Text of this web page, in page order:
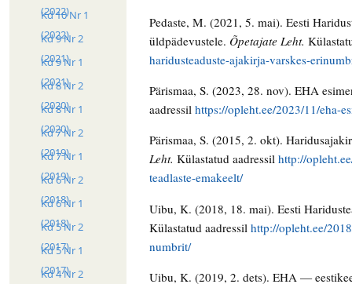
(2022)
Kd 10 Nr 1
(2022)
Kd 9 Nr 2
(2021)
Kd 9 Nr 1
(2021)
Kd 8 Nr 2
(2020)
Kd 8 Nr 1
(2020)
Kd 7 Nr 2
(2019)
Kd 7 Nr 1
(2019)
Kd 6 Nr 2
(2018)
Kd 6 Nr 1
(2018)
Kd 5 Nr 2
(2017)
Kd 5 Nr 1
(2017)
Kd 4 Nr 2
Pedaste, M. (2021, 5. mai). Eesti
üldpädevustele. Õpetajate Leht.
haridusteaduste-ajakirja-varskes-
Pärismaa, S. (2023, 28. nov). EHA
aadressilhttps://opleht.ee/2023/11/eha-
Pärismaa, S. (2015, 2. okt).
Leht.Külastatud aadressilhttp://
teadlaste-emakeelt/
Uibu, K. (2018, 18. mai). Eesti
Külastatud aadressilhttp://opleht.ee/
numbrit/
Uibu, K. (2019, 2. dets). EHA —